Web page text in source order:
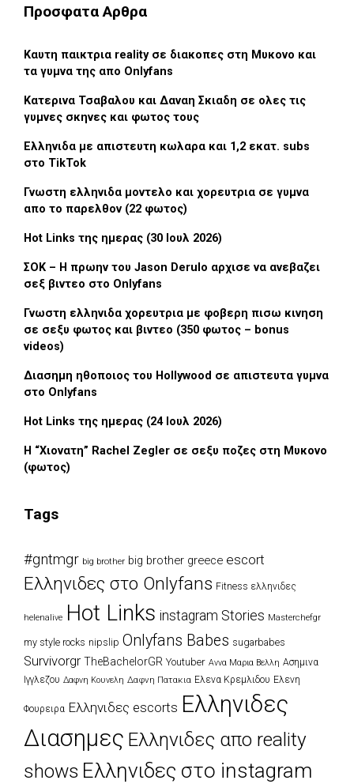
Προσφατα Αρθρα
Καυτη παικτρια reality σε διακοπες στη Μυκονο και
τα γυμνα της απο Onlyfans
Κατερινα Τσαβαλου και Δαναη Σκιαδη σε ολες τις
γυμνες σκηνες και φωτος τους
Ελληνιδα με απιστευτη κωλαρα και 1,2 εκατ. subs
στο TikTok
Γνωστη ελληνιδα μοντελο και χορευτρια σε γυμνα
απο το παρελθον (22 φωτος)
Hot Links της ημερας (30 Ιουλ 2026)
ΣΟΚ – Η πρωην του Jason Derulo αρχισε να ανεβαζει
σεξ βιντεο στο Onlyfans
Γνωστη ελληνιδα χορευτρια με φοβερη πισω κινηση
σε σεξυ φωτος και βιντεο (350 φωτος – bonus
videos)
Διασημη ηθοποιος του Hollywood σε απιστευτα γυμνα
στο Onlyfans
Hot Links της ημερας (24 Ιουλ 2026)
H “Χιονατη” Rachel Zegler σε σεξυ ποζες στη Μυκονο
(φωτος)
Tags
#gntmgr big brother big brother greece escort
Eλληνιδες στο Onlyfans Fitness ελληνιδες
helenalive Hot Links instagram Stories Masterchefgr
my style rocks nipslip Onlyfans Babes sugarbabes
Survivorgr TheBachelorGR Youtuber Αννα Μαρια Βελλη Ασημινα
Ιγγλεζου Δαφνη Κουνελη Δαφνη Πατακια Ελενα Κρεμλιδου Ελενη
Φουρειρα Ελληνιδες escorts Ελληνιδες
Διασημες Ελληνιδες απο reality
shows Ελληνιδες στο instagram